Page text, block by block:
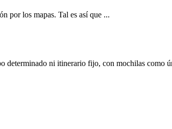
por los mapas. Tal es así que ...
determinado ni itinerario fijo, con mochilas como